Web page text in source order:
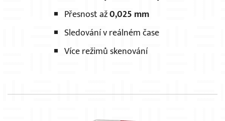
Přesnost až0,025 mm
Sledování v reálném čase
Více režimů skenování